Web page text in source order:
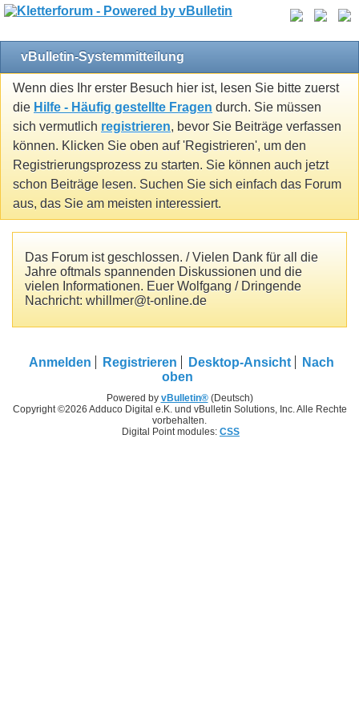
vBulletin-Systemmitteilung
Wenn dies Ihr erster Besuch hier ist, lesen Sie bitte zuerst
die Hilfe - Häufig gestellte Fragen durch. Sie müssen
sich vermutlich registrieren, bevor Sie Beiträge verfassen
können. Klicken Sie oben auf 'Registrieren', um den
Registrierungsprozess zu starten. Sie können auch jetzt
schon Beiträge lesen. Suchen Sie sich einfach das Forum
aus, das Sie am meisten interessiert.
Das Forum ist geschlossen. / Vielen Dank für all die
Jahre oftmals spannenden Diskussionen und die
vielen Informationen. Euer Wolfgang / Dringende
Nachricht: whillmer@t-online.de
Anmelden Registrieren Desktop-Ansicht
Nach
oben
Powered by vBulletin®(Deutsch)
Copyright ©2026 Adduco Digital e.K. und vBulletin Solutions, Inc. Alle Rechte
vorbehalten.
Digital Point modules: CSS